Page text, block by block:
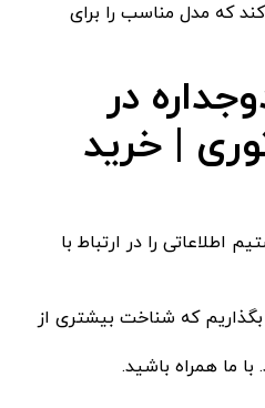
که مدل مناسب را برای
در
| خرید
اطلاعاتی را در ارتباط با
بگذاریم که شناخت بیشتری از
ما همراه باشید.